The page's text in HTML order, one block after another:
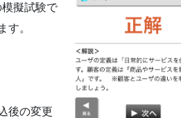
擬試験で
す。
後の変更